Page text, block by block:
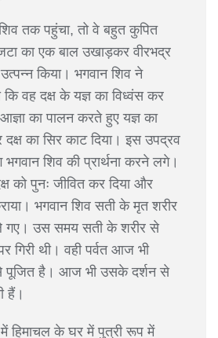
तक पहुंचा, तो वे बहुत कुपित
का एक बाल उखाड़कर वीरभद्र
किया। भगवान शिव ने
कि वह दक्ष के यज्ञ का विध्वंस कर
का पालन करते हुए यज्ञ का
का सिर काट दिया। इस उपद्रव
शिव की प्रार्थना करने लगे।
को पुनः जीवित कर दिया और
भगवान शिव सती के मृत शरीर
गए। उस समय सती के शरीर से
गिरी थी। वही पर्वत आज भी
पूजित है। आज भी उसके दर्शन से
हैं।
हिमाचल के घर में पुत्री रूप में